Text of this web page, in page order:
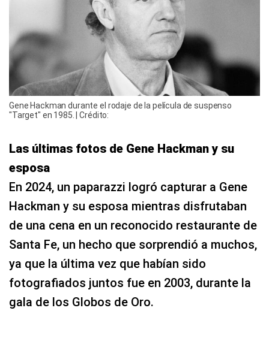
Gene Hackman durante el rodaje de la película de suspenso
"Target" en 1985. | Crédito:
Las últimas fotos de Gene Hackman y su
esposa
En 2024, un paparazzi logró capturar a Gene
Hackman y su esposa mientras disfrutaban
de una cena en un reconocido restaurante de
Santa Fe, un hecho que sorprendió a muchos,
ya que la última vez que habían sido
fotografiados juntos fue en 2003, durante la
gala de los Globos de Oro.